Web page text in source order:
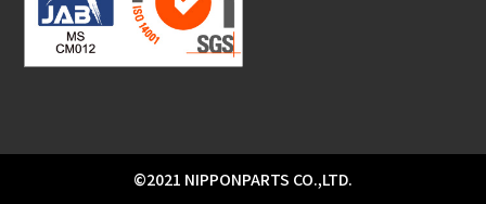
©2021 NIPPONPARTS CO.,LTD.